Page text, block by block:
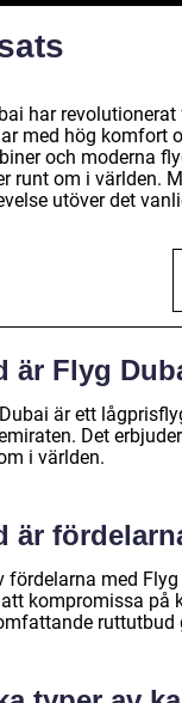
har
med hög komfort
och moderna
runt om i världen.
utöver det
är Flyg
är ett
Det
i världen.
är
fördelarna med
kompromissa på
ruttutbud